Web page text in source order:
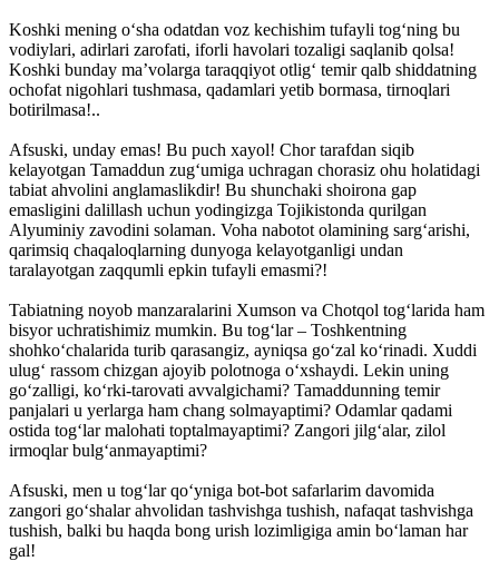
Koshki mening o‘sha odatdan voz kechishim tufayli tog‘ning bu
vodiylari, adirlari zarofati, iforli havolari tozaligi saqlanib qolsa!
Koshki bunday ma’volarga taraqqiyot otlig‘ temir qalb shiddatning
ochofat nigohlari tushmasa, qadamlari yetib bormasa, tirnoqlari
botirilmasa!..
Afsuski, unday emas! Bu puch xayol! Chor tarafdan siqib
kelayotgan Tamaddun zug‘umiga uchragan chorasiz ohu holatidagi
tabiat ahvolini anglamaslikdir! Bu shunchaki shoirona gap
emasligini dalillash uchun yodingizga Tojikistonda qurilgan
Alyuminiy zavodini solaman. Voha nabotot olamining sarg‘arishi,
qarimsiq chaqaloqlarning dunyoga kelayotganligi undan
taralayotgan zaqqumli epkin tufayli emasmi?!
Tabiatning noyob manzaralarini Xumson va Chotqol tog‘larida ham
bisyor uchratishimiz mumkin. Bu tog‘lar – Toshkentning
shohko‘chalarida turib qarasangiz, ayniqsa go‘zal ko‘rinadi. Xuddi
ulug‘ rassom chizgan ajoyib polotnoga o‘xshaydi. Lekin uning
go‘zalligi, ko‘rki-tarovati avvalgichami? Tamaddunning temir
panjalari u yerlarga ham chang solmayaptimi? Odamlar qadami
ostida tog‘lar malohati toptalmayaptimi? Zangori jilg‘alar, zilol
irmoqlar bulg‘anmayaptimi?
Afsuski, men u tog‘lar qo‘yniga bot-bot safarlarim davomida
zangori go‘shalar ahvolidan tashvishga tushish, nafaqat tashvishga
tushish, balki bu haqda bong urish lozimligiga amin bo‘laman har
gal!